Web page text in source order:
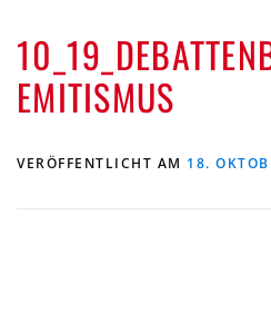
AKTUELLES TERMINE
KONTAKT
EMITISMUS
VERÖFFENTLICHT AM 18.